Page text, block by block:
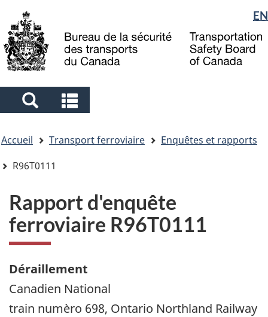
to
main
to
"About
government"
à
la
Sélection
de
la
langue
EN
Search
and
menus
and
menus
êtes
ici
Accueil Transport ferroviaire
Enquêtes et rapports
R96T0111
Rapport d'enquête
ferroviaire R96T0111
Déraillement
Canadien National
train numèro 698, Ontario Northland Railway